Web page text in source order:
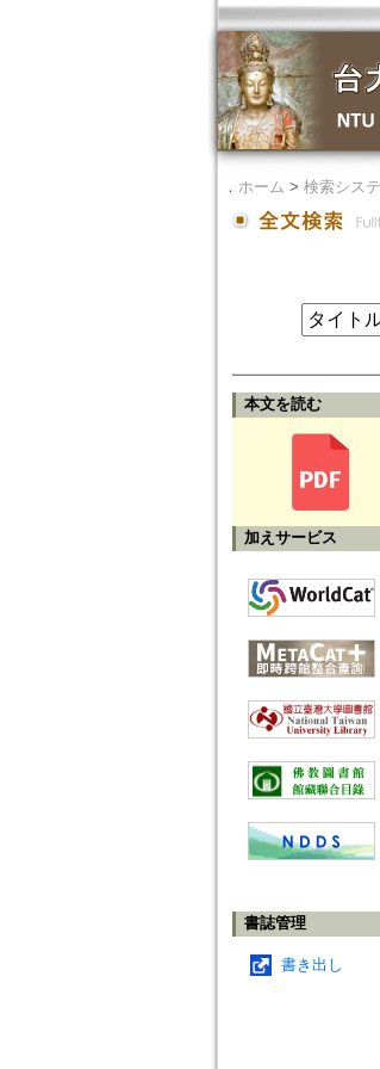
． ホーム > 検索シス
本文を読む
加えサービス
書誌管理
書き出し